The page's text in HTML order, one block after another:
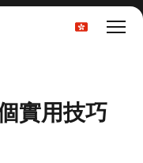
實用技巧
Select Language